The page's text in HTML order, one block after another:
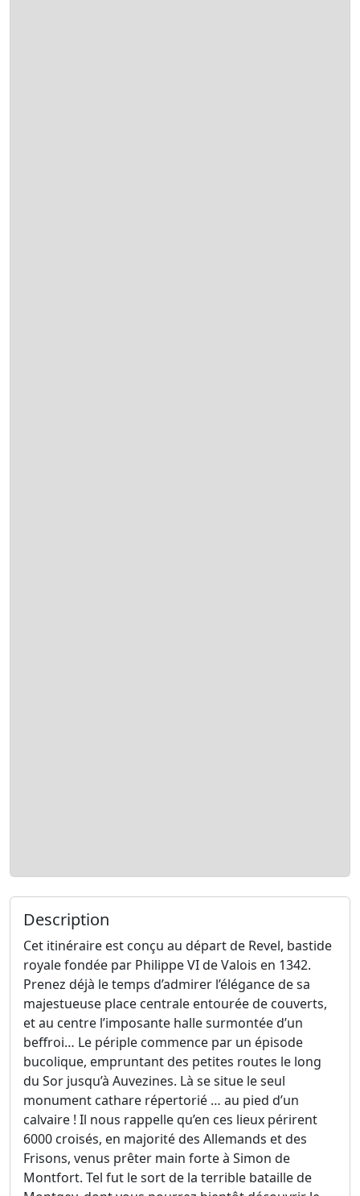
Description
Cet itinéraire est conçu au départ de Revel, bastide
royale fondée par Philippe VI de Valois en 1342.
Prenez déjà le temps d’admirer l’élégance de sa
majestueuse place centrale entourée de couverts,
et au centre l’imposante halle surmontée d’un
beffroi… Le périple commence par un épisode
bucolique, empruntant des petites routes le long
du Sor jusqu’à Auvezines. Là se situe le seul
monument cathare répertorié … au pied d’un
calvaire ! Il nous rappelle qu’en ces lieux périrent
6000 croisés, en majorité des Allemands et des
Frisons, venus prêter main forte à Simon de
Montfort. Tel fut le sort de la terrible bataille de